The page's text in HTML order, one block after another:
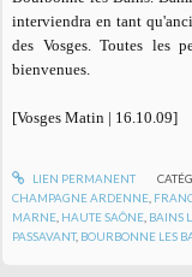
interviendra en tant
des Vosges. Toutes les
bienvenues.
[Vosges Matin | 16.10.09]
LIEN PERMANENT
CHAMPAGNE ARDENNE
MARNE HAUTE SAÔNE BAINS
PASSAVANT, BOURBONNE LES